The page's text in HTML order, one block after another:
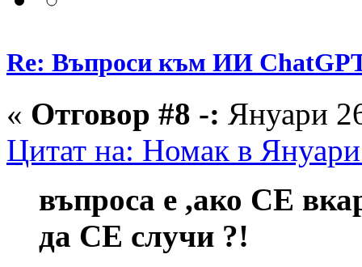
Re: Въпроси към ИИ
« Отговор #8 -: Януари
Цитат на: Номак в
въпроса е ,ако СЕ
да СЕ случи ?!